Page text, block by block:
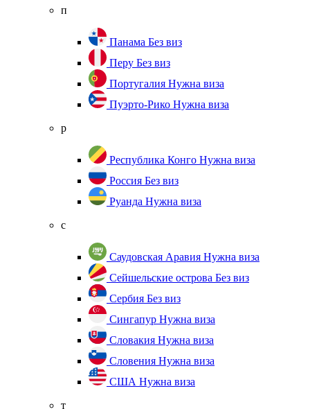
п
Панама Без виз
Перу Без виз
Португалия Нужна виза
Пуэрто-Рико Нужна виза
р
Республика Конго Нужна виза
Россия Без виз
Руанда Нужна виза
с
Саудовская Аравия Нужна виза
Сейшельские острова Без виз
Сербия Без виз
Сингапур Нужна виза
Словакия Нужна виза
Словения Нужна виза
США Нужна виза
т